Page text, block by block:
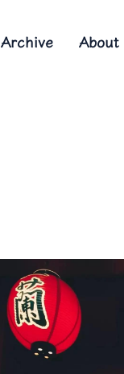
Archive About